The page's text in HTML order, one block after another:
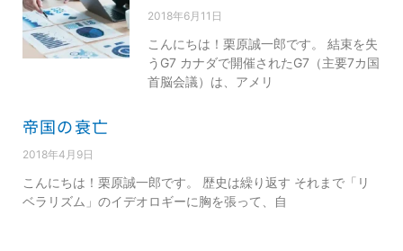
2018年6月11日
こんにちは！栗原誠一郎です。 結束を失
うG7 カナダで開催されたG7（主要7カ国
首脳会議）は、アメリ
帝国の衰亡
2018年4月9日
こんにちは！栗原誠一郎です。 歴史は繰り返す それまで「リ
ベラリズム」のイデオロギーに胸を張って、自